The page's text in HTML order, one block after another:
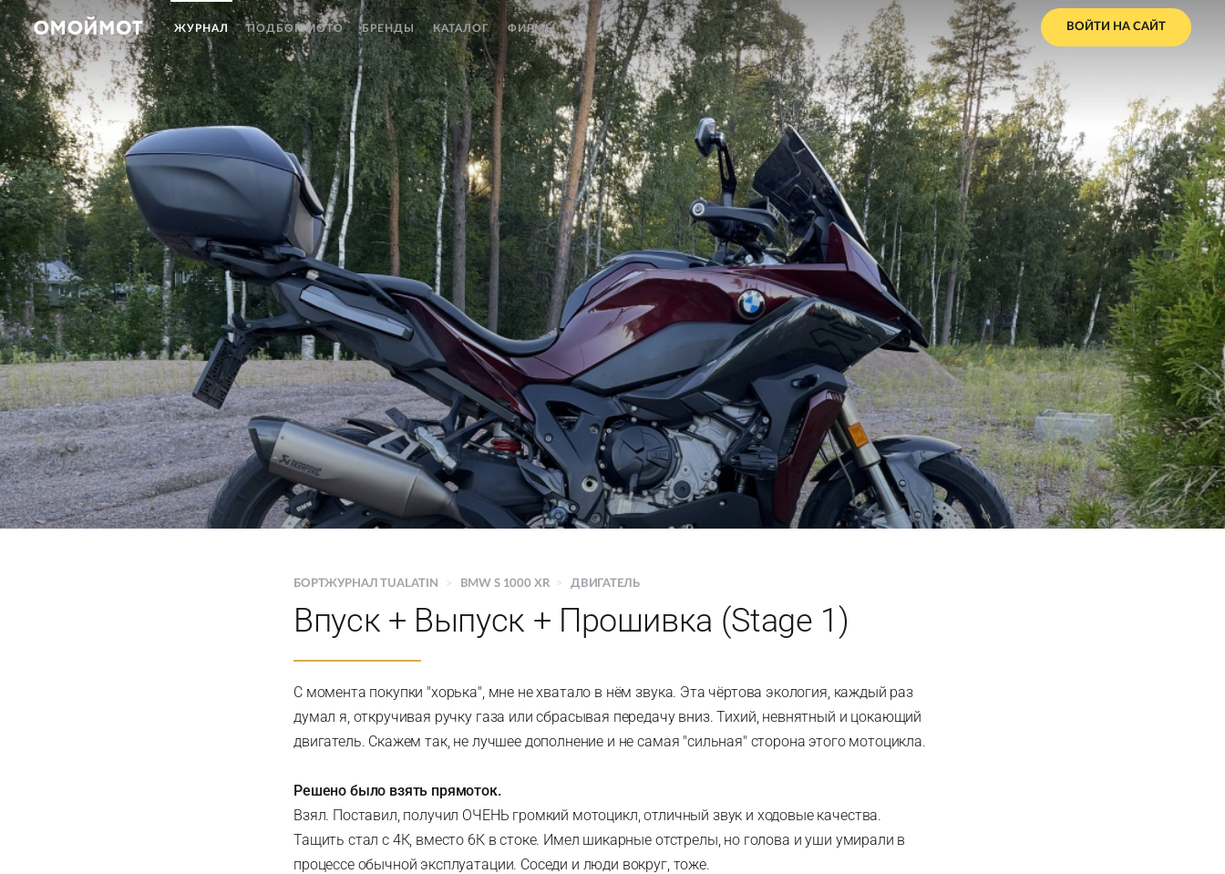
ЖУРНАЛ ПОДБОР МОТО БРЕНДЫ КАТАЛОГ ФИРМЫ ВОЙТИ НА САЙТ
БОРТЖУРНАЛ TUALATIN > BMW S 1000 XR > ДВИГАТЕЛЬ
Впуск + Выпуск + Прошивка (Stage 1)
С момента покупки "хорька", мне не хватало в нём звука. Эта чёртова экология, каждый раз
думал я, откручивая ручку газа или сбрасывая передачу вниз. Тихий, невнятный и цокающий
двигатель. Скажем так, не лучшее дополнение и не самая "сильная" сторона этого мотоцикла.
Решено было взять прямоток.
Взял. Поставил, получил ОЧЕНЬ громкий мотоцикл, отличный звук и ходовые качества.
Тащить стал с 4К, вместо 6К в стоке. Имел шикарные отстрелы, но голова и уши умирали в
процессе обычной эксплуатации. Соседи и люди вокруг, тоже.